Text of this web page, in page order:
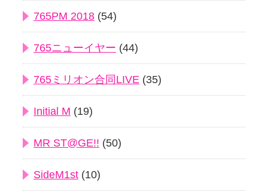
765PM 2018 (54)
765ニューイヤー (44)
765ミリオン合同LIVE (35)
Initial M (19)
MR ST@GE!! (50)
SideM1st (10)